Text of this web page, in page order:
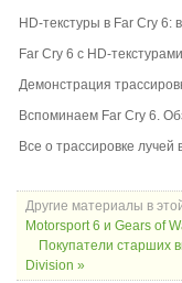
HD-текстуры в Far Cry 6:
Far Cry 6 c HD-
Демонстрация
Вспоминаем Far Cry 6.
Все о трассировке лучей
Другие материалы в
Motorsport 6 и Gears of
Покупатели старших
Division »